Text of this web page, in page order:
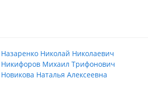
Назаренко Николай Николаевич
Никифоров Михаил Трифонович
Новикова Наталья Алексеевна